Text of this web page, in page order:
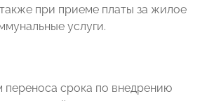
при приеме платы за жилое
услуги.
срока по внедрению